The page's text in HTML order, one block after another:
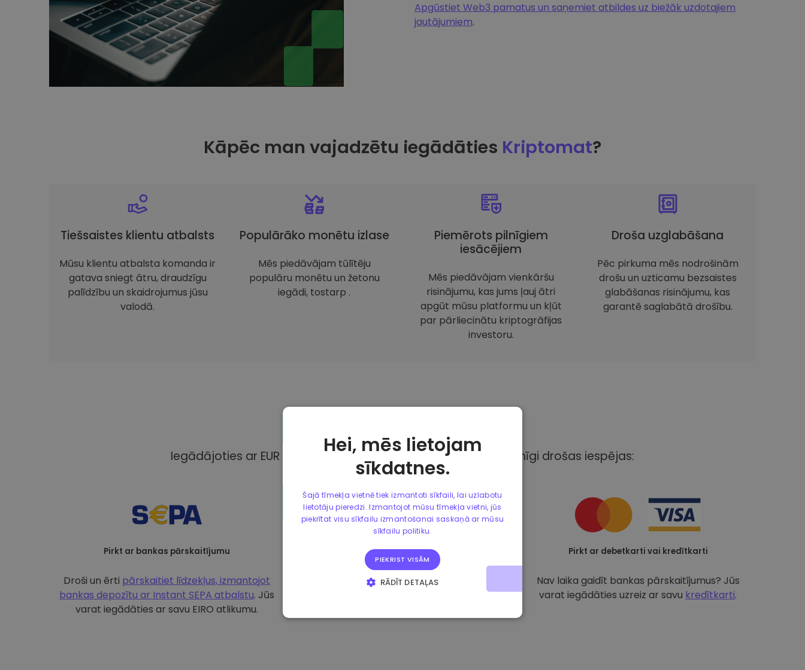
Apgūstiet Web3 pamatus un saņemiet atbildes uz biežāk uzdotajiem
jautājumiem.
Kāpēc man vajadzētu iegādāties Kriptomat?
Tiešsaistes klientu atbalsts
Mūsu klientu atbalsta komanda ir
gatava sniegt ātru, draudzīgu
palīdzību un skaidrojumus jūsu
valodā.
Populārāko monētu izlase
Mēs piedāvājam tūlītēju
populāru monētu un žetonu
iegādi, tostarp .
Piemērots pilnīgiem
iesācējiem
Mēs piedāvājam vienkāršu
risinājumu, kas jums ļauj ātri
apgūt mūsu platformu un kļūt
par pārliecinātu kriptogrāfijas
investoru.
Droša uzglabāšana
Pēc pirkuma mēs nodrošinām
drošu un uzticamu bezsaistes
glabāšanas risinājumu, kas
garantē saglabātā drošību.
Iegādājoties ar EUR Kriptomat, Jums ir pieejamas dažādas pilnīgi drošas iespējas:
Pirkt ar bankas pārskaitījumu
Droši un ērti pārskaitiet līdzekļus, izmantojot
bankas depozītu ar Instant SEPA atbalstu. Jūs
varat iegādāties ar savu EIRO atlikumu.
Pirkt ar debetkarti vai kredītkarti
Nav laika gaidīt bankas pārskaitījumus? Jūs
varat iegādāties uzreiz ar savu kredītkarti.
Hei, mēs lietojam
sīkdatnes.
Šajā tīmekļa vietnē tiek izmantoti sīkfaili, lai uzlabotu
lietotāju pieredzi. Izmantojot mūsu tīmekļa vietni, jūs
piekrītat visu sīkfailu izmantošanai saskaņā ar mūsu
sīkfailu politiku.
PIEKRIST VISĀM
RĀDĪT DETAĻAS